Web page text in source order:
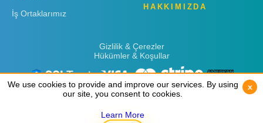
İş Ortaklarımız
HAKKIMIZDA
Gizlilik & Çerezler
Hükümler & Koşullar
We use cookies to provide and improve our services. By using
our site, you consent to cookies.
Learn More
x
We use cookies to provide and improve our services. By using
our site, you consent to cookies.
Learn More
x